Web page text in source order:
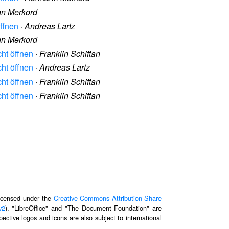
Merkord
·Andreas Lartz
Merkord
öffnen · Franklin Schiftan
öffnen ·Andreas Lartz
öffnen · Franklin Schiftan
öffnen · Franklin Schiftan
under the Creative Commons Attribution-Share
). "LibreOffice" and "The Document Foundation" are
logos and icons are also subject to international